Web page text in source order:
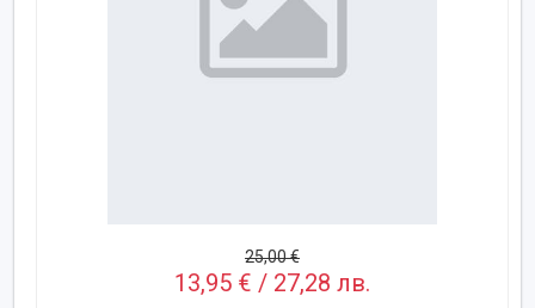
25,00 €
13,95 € / 27,28 лв.